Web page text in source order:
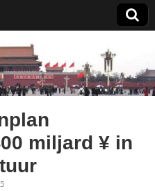
miljard ¥ in